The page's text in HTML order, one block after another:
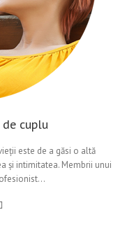
cuplu
este de a găsi o altă
și intimitatea. Membrii unui